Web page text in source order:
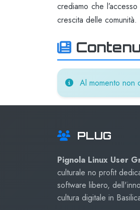
crediamo che
crescita delle comunità.
Al momento non
PLUG
Pignola Linux User
culturale no profit
software libero,
cultura digitale in